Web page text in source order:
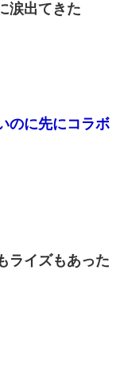
涙出てきた
のに先にコラボ
ライズもあった